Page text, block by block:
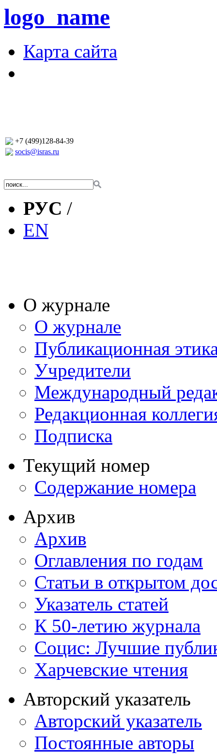
logo_name
Карта сайта
+7 (499)128-84-39
socis@isras.ru
РУС /
EN
О журнале
О журнале
Публикационная
Учредители
Международный
Редакционная
Подписка
Текущий номер
Содержание номера
Архив
Архив
Оглавления по годам
Статьи в открытом
Указатель статей
К 50-летию журнала
Социс: Лучшие
Харчевские чтения
Авторский указатель
Авторский указатель
Постоянные авторы